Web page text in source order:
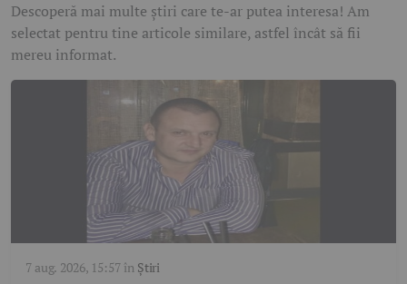
Descoperă mai multe știri care te-ar putea interesa! Am
selectat pentru tine articole similare, astfel încât să fii
mereu informat.
7 aug. 2026, 15:57în Știri